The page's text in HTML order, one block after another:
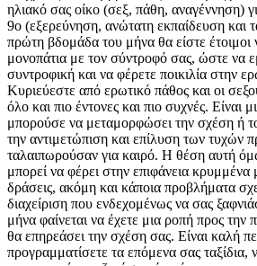
ηλιακό σας οίκο (σεξ, πάθη, αναγέννηση)
9ο (εξερεύνηση, ανώτατη εκπαίδευση και
πρώτη βδομάδα του μήνα θα είστε έτοιμοι
μονοπάτια με τον σύντροφό σας, ώστε να
συντροφική και να φέρετε ποικιλία στην
Κυριεύεστε από ερωτικό πάθος και οι
όλο και πιο έντονες και πιο συχνές. Είναι
μπορούσε να μεταμορφώσει την σχέση ή
την αντιμετώπιση και επίλυση των τυχών
ταλαιπωρούσαν για καιρό. Η θέση αυτή
μπορεί να φέρει στην επιφάνεια κρυμμένα
δράσεις, ακόμη και κάποια προβλήματα
διαχείριση που ενδεχομένως να σας
μήνα φαίνεται να έχετε μια ροπή προς την
θα επηρεάσει την σχέση σας. Είναι καλή
προγραμματίσετε τα επόμενα σας ταξίδια,